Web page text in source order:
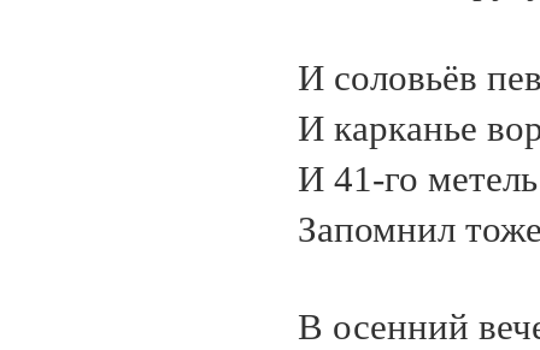
И соловьёв
И карканье
И 41-го метель
Запомнил
В осенний